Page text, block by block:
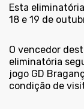
Esta
18 e 19 de
O vencedor
eliminatória
jogo GD
condição de